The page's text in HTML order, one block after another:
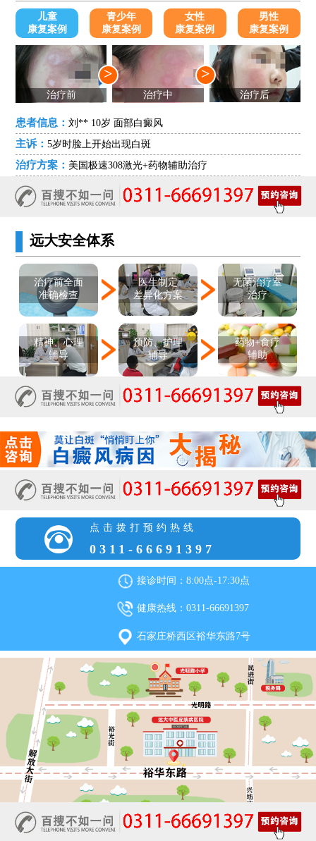
儿童
康复案例
青少年
康复案例
女性
康复案例
男性
康复案例
治疗前
>
治疗中
>
治疗后
患者信息：刘** 10岁 面部白癜风
主诉：5岁时脸上开始出现白斑
治疗方案： 美国极速308激光+药物辅助治疗
远大安全体系
治疗前全面
准确检查
医生制定
差异化方案
无菌治疗室
治疗
精神、心理
辅导
预防、护理
辅导
药物+食疗
辅助
点击拨打预约热线
0311-66691397
接诊时间：8:00点-17:30点
健康热线：0311-66691397
石家庄桥西区裕华东路7号